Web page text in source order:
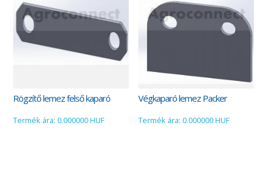
Rögzítő lemez felső kaparó
Termék ára: 0.000000 HUF
Végkaparó lemez Packer
Termék ára: 0.000000 HUF